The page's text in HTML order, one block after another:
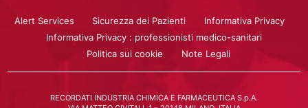
Alert Services Sicurezza dei Pazienti
Informativa Privacy
Informativa Privacy : professionisti medico-sanitari
Politica sui cookie
Note Legali
RECORDATI INDUSTRIA CHIMICA E FARMACEUTICA S.p.A.